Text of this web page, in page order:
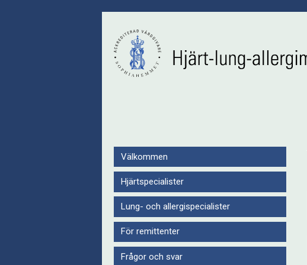
Välkommen
Hjärtspecialister
Lung- och allergispecialister
För remittenter
Frågor och svar